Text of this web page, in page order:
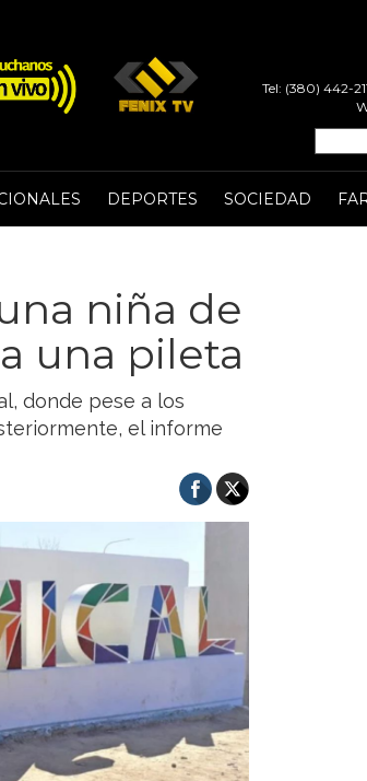
Tel: (380) 442-
DEPORTES SOCIEDAD
niña de
una pileta
donde pese a los
el informe